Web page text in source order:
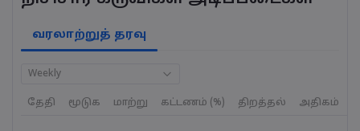
வரலாற்றுத் தரவு
Weekly
தேதி மூடுக மாற்று கட்டணம் (%) திறத்தல் அதிகம்